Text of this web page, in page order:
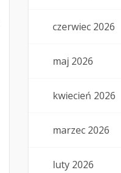
czerwiec 2026
maj 2026
kwiecień 2026
marzec 2026
luty 2026